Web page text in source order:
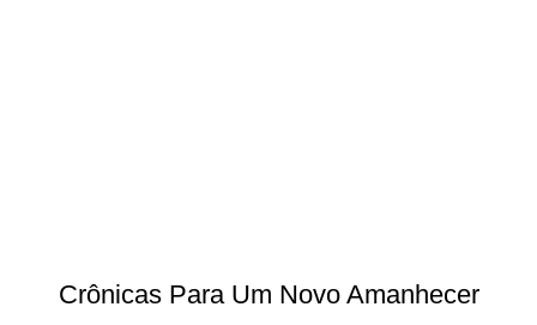
Crônicas Para Um Novo Amanhecer